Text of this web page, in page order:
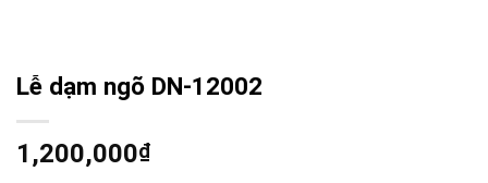
Lễ dạm ngõ DN-12002
1,200,000₫